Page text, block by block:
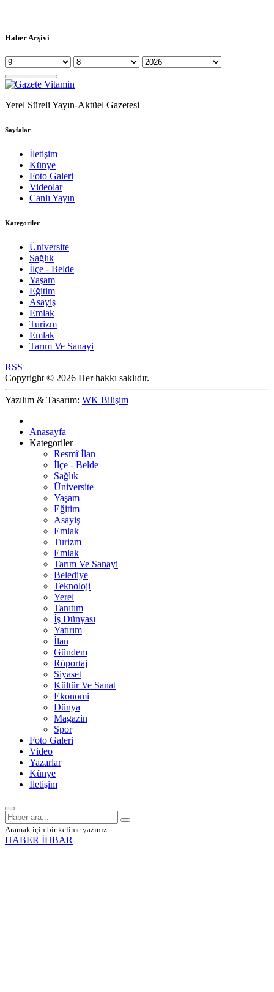
Haber Arşivi
Yerel Süreli Yayın-Aktüel Gazetesi
Sayfalar
İletişim
Künye
Foto Galeri
Videolar
Canlı Yayın
Kategoriler
Üniversite
Sağlık
İlçe - Belde
Yaşam
Eğitim
Asayiş
Emlak
Turizm
Emlak
Tarım Ve Sanayi
RSS
Copyright © 2026 Her hakkı saklıdır.
Yazılım & Tasarım: WK Bilişim
Anasayfa
Kategoriler
Resmî İlan
İlçe - Belde
Sağlık
Üniversite
Yaşam
Eğitim
Asayiş
Emlak
Turizm
Emlak
Tarım Ve Sanayi
Belediye
Teknoloji
Yerel
Tanıtım
İş Dünyası
Yatırım
İlan
Gündem
Röportaj
Siyaset
Kültür Ve Sanat
Ekonomi
Dünya
Magazin
Spor
Foto Galeri
Video
Yazarlar
Künye
İletişim
Aramak için bir kelime yazınız.
HABER İHBAR